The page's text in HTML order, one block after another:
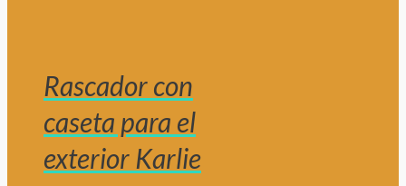
Rascador con
caseta para el
exterior Karlie